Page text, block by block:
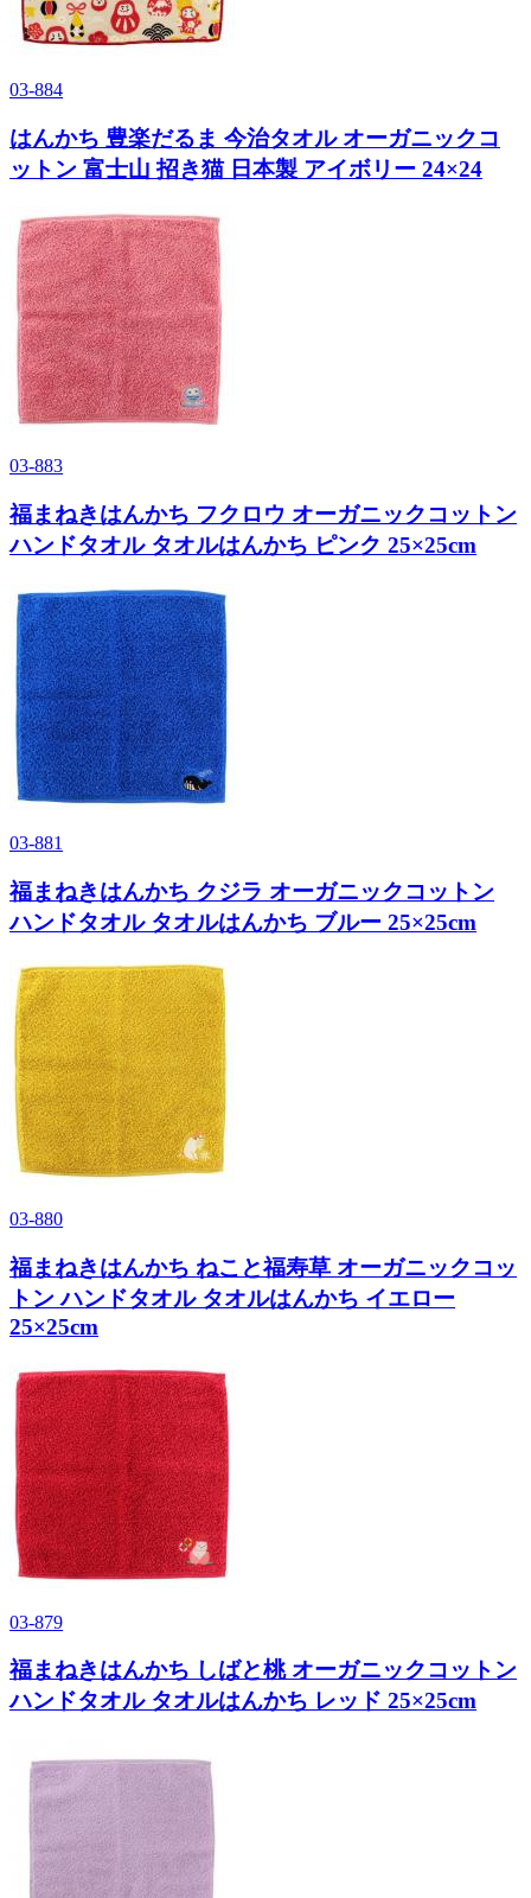
03-884
はんかち 豊楽だるま 今治タオル オーガニックコ
ットン 富士山 招き猫 日本製 アイボリー 24×24
03-883
福まねきはんかち フクロウ オーガニックコットン
ハンドタオル タオルはんかち ピンク 25×25cm
03-881
福まねきはんかち クジラ オーガニックコットン
ハンドタオル タオルはんかち ブルー 25×25cm
03-880
福まねきはんかち ねこと福寿草 オーガニックコッ
トン ハンドタオル タオルはんかち イエロー
25×25cm
03-879
福まねきはんかち しばと桃 オーガニックコットン
ハンドタオル タオルはんかち レッド 25×25cm